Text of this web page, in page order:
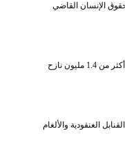
الإنسان القاضي
أكثر من 1.4 مليون نازح
العنقودية والألغام